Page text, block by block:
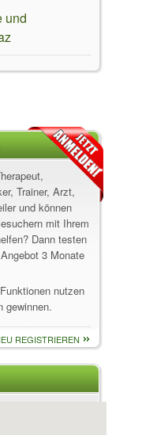
und
Trainer, Arzt,
und können
mit Ihrem
Dann testen
3 Monate
nutzen
gewinnen.
REGISTRIEREN